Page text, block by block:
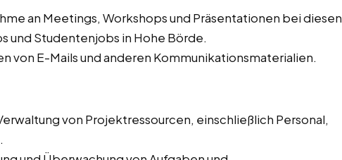
an Meetings, Workshops und Präsentationen bei diesen
und Studentenjobs in Hohe Börde.
von E-Mails und anderen Kommunikationsmaterialien.
von Projektressourcen, einschließlich Personal,